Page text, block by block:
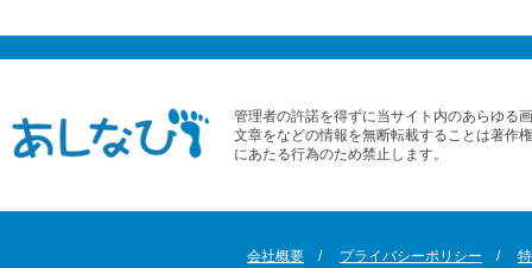
管理者の許諾を得ずに当サイト内のあらゆる
文章をなどの情報を無断転載することは著作
にあたる行為のため禁止します。
会社概要 プライバシーポリシー